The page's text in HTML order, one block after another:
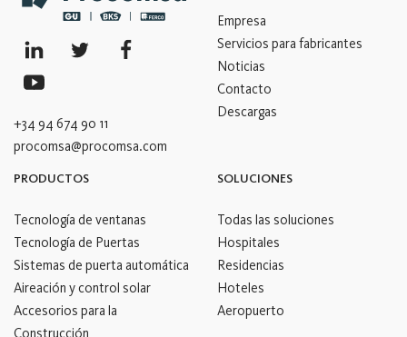
+34 94 674 90 11
procomsa@procomsa.com
Empresa
Servicios para fabricantes
Noticias
Contacto
Descargas
PRODUCTOS
Tecnología de ventanas
Tecnología de Puertas
Sistemas de puerta automática
Aireación y control solar
Accesorios para la
Construcción
SOLUCIONES
Todas las soluciones
Hospitales
Residencias
Hoteles
Aeropuerto